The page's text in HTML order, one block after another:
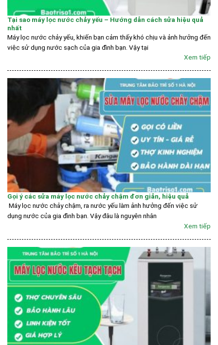
Tại sao máy lọc nước chảy yếu – Hướng dẫn cách sửa hiệu quả
nhất
Máy lọc nước chảy yếu, khiến bạn cảm thấy khó chịu và ảnh hưởng đến
việc sử dụng nước sạch của gia đình bạn. Vậy tại
Xem tiếp
Gọi ý các sửa máy lọc nước chảy chậm đơn giản, hiệu quả
Máy lọc nước chảy chậm, ra nước yếu làm ảnh hưởng đến việc sử
dụng nước của gia đình bạn. Vậy đâu là nguyên nhân
Xem tiếp